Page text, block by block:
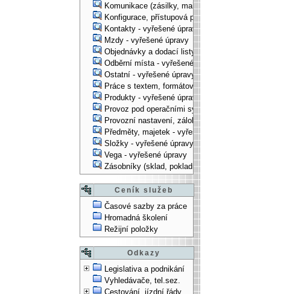
Komunikace (zásilky, mail-systém, ...) - vyřešené úpravy
Konfigurace, přístupová práva, ... - vyřešené úpravy
Kontakty - vyřešené úpravy
Mzdy - vyřešené úpravy
Objednávky a dodací listy - vyřešené úpravy
Odběrní místa - vyřešené úpravy
Ostatní - vyřešené úpravy
Práce s textem, formátování, ... - vyřešené úpravy
Produkty - vyřešené úpravy
Provoz pod operačními systémy, technologické věci -
Provozní nastavení, zálohování, instalace, ... -
Předměty, majetek - vyřešené úpravy
Složky - vyřešené úpravy
Vega - vyřešené úpravy
Zásobníky (sklad, pokladna, bank. účet) - vyřešené
Ceník služeb
Časové sazby za práce
Hromadná školení
Režijní položky
Odkazy
Legislativa a podnikání
Vyhledávače, tel.sez.
Cestování, jízdní řády